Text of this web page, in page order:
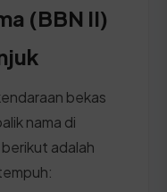
(BBN II)
bekas
nama di
adalah